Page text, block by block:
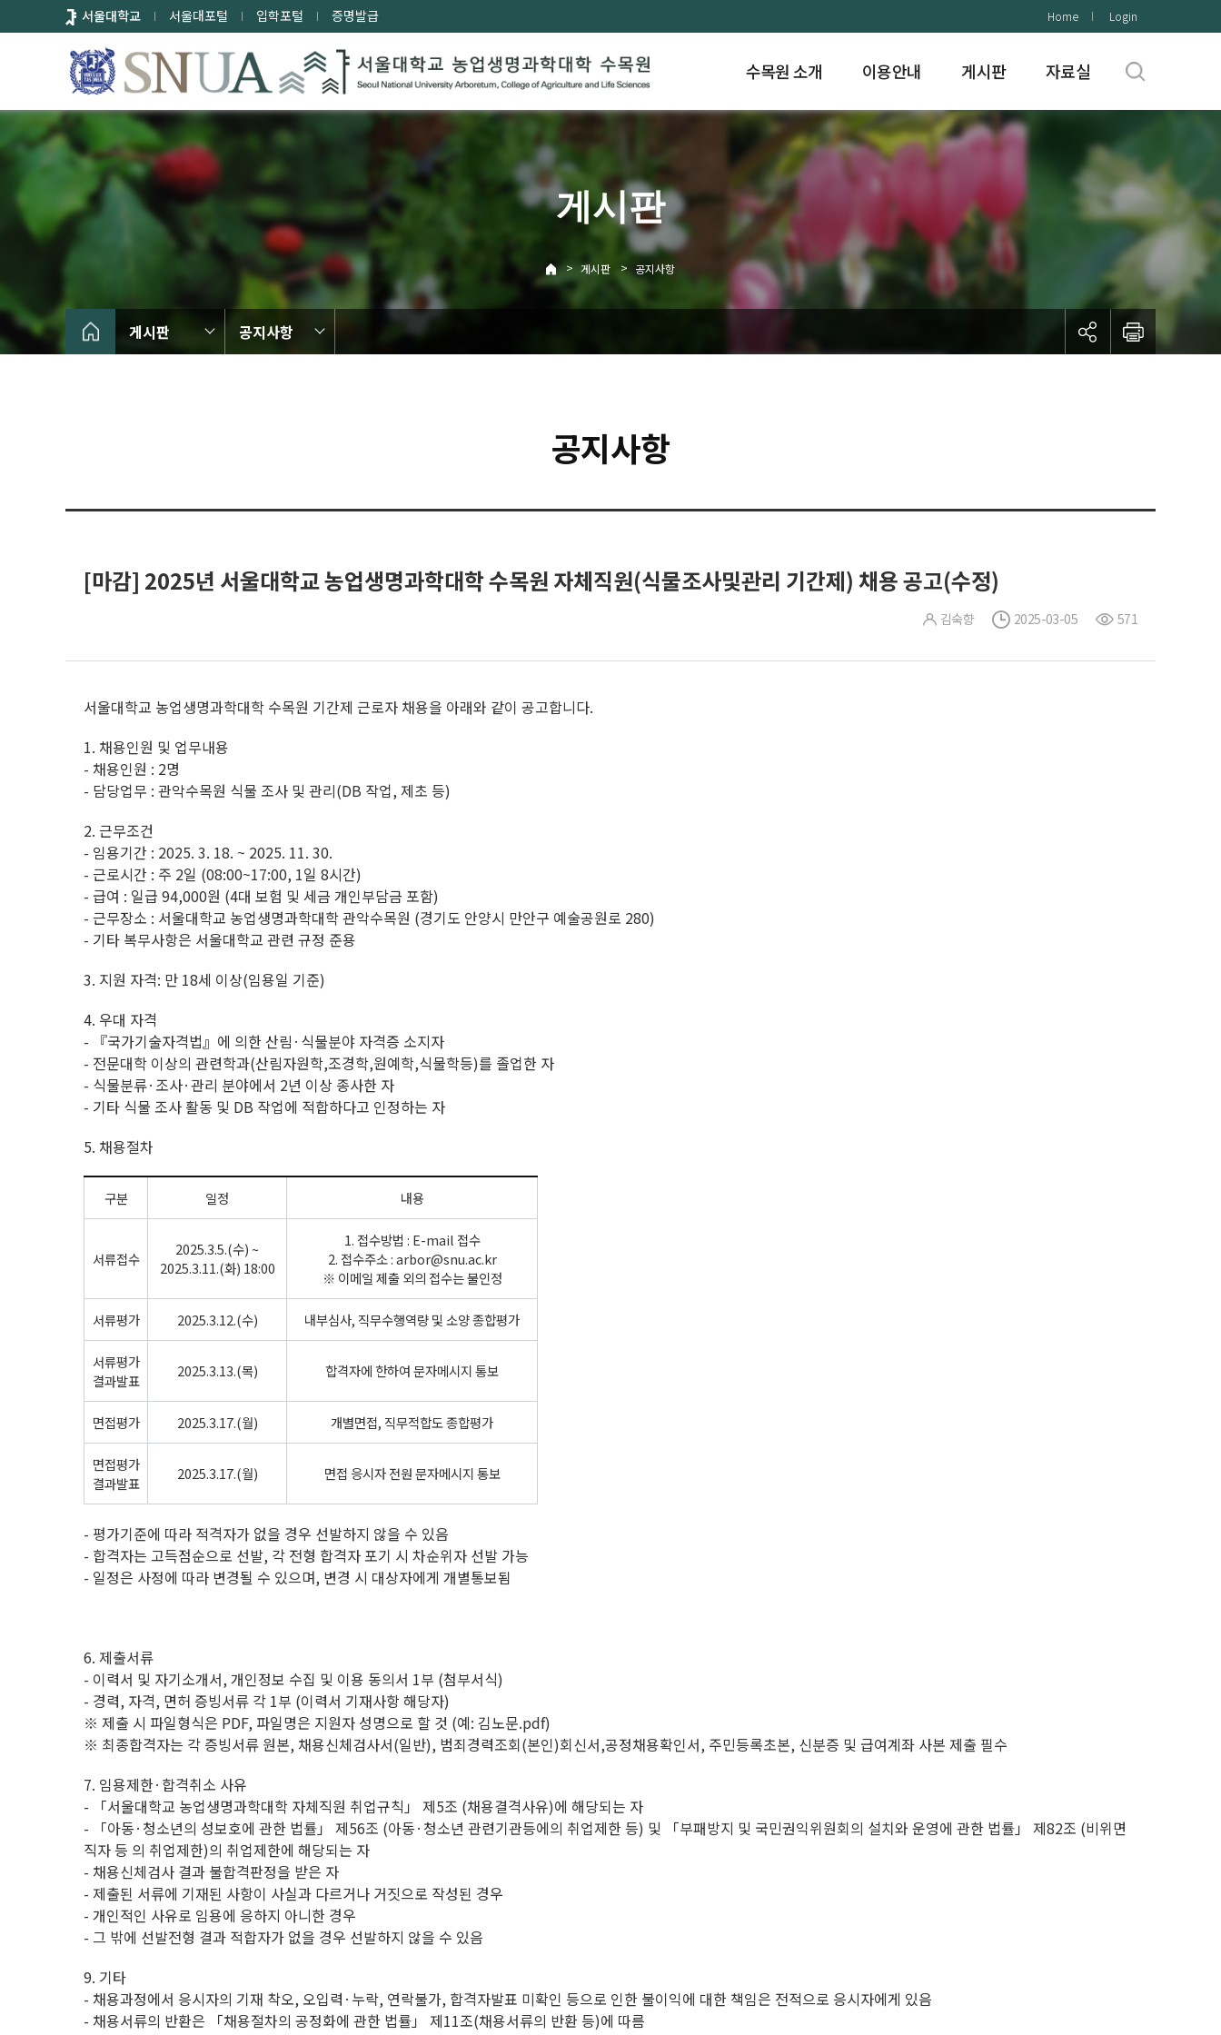
로
뉴
서울대학교 서울대포털 입학포털 증명발급 Home Login
수목원 소개 이용안내 게시판 자료실
게시판
> 게시판 > 공지사항
게시판 공지사항
공지사항
[마감] 2025년 서울대학교 농업생명과학대학 수목원 자체직원(식물조사및관리 기간제) 채용 공고(수정)
김숙향 2025-03-05 571
서울대학교 농업생명과학대학 수목원 기간제 근로자 채용을 아래와 같이 공고합니다.
1. 채용인원 및 업무내용
- 채용인원 : 2명
- 담당업무 : 관악수목원 식물 조사 및 관리(DB 작업, 제초 등)
2. 근무조건
- 임용기간 : 2025. 3. 18. ~ 2025. 11. 30.
- 근로시간 : 주 2일 (08:00~17:00, 1일 8시간)
- 급여 : 일급 94,000원 (4대 보험 및 세금 개인부담금 포함)
- 근무장소 : 서울대학교 농업생명과학대학 관악수목원 (경기도 안양시 만안구 예술공원로 280)
- 기타 복무사항은 서울대학교 관련 규정 준용
3. 지원 자격: 만 18세 이상(임용일 기준)
4. 우대 자격
- 『국가기술자격법』에 의한 산림·식물분야 자격증 소지자
- 전문대학 이상의 관련학과(산림자원학,조경학,원예학,식물학등)를 졸업한 자
- 식물분류·조사·관리 분야에서 2년 이상 종사한 자
- 기타 식물 조사 활동 및 DB 작업에 적합하다고 인정하는 자
5. 채용절차
구분 일정 내용
서류접수
2025.3.5.(수) ~
2025.3.11.(화) 18:00
1. 접수방법 : E-mail 접수
2. 접수주소 : arbor@snu.ac.kr
※ 이메일 제출 외의 접수는 불인정
서류평가 2025.3.12.(수) 내부심사, 직무수행역량 및 소양 종합평가
서류평가
결과발표
2025.3.13.(목) 합격자에 한하여 문자메시지 통보
면접평가 2025.3.17.(월) 개별면접, 직무적합도 종합평가
면접평가
결과발표
2025.3.17.(월) 면접 응시자 전원 문자메시지 통보
- 평가기준에 따라 적격자가 없을 경우 선발하지 않을 수 있음
- 합격자는 고득점순으로 선발, 각 전형 합격자 포기 시 차순위자 선발 가능
- 일정은 사정에 따라 변경될 수 있으며, 변경 시 대상자에게 개별통보됨
6. 제출서류
- 이력서 및 자기소개서, 개인정보 수집 및 이용 동의서 1부 (첨부서식)
- 경력, 자격, 면허 증빙서류 각 1부 (이력서 기재사항 해당자)
※ 제출 시 파일형식은 PDF, 파일명은 지원자 성명으로 할 것 (예: 김노문.pdf)
※ 최종합격자는 각 증빙서류 원본, 채용신체검사서(일반), 범죄경력조회(본인)회신서,공정채용확인서, 주민등록초본, 신분증 및 급여계좌 사본 제출 필수
7. 임용제한·합격취소 사유
- 「서울대학교 농업생명과학대학 자체직원 취업규칙」 제5조 (채용결격사유)에 해당되는 자
- 「아동·청소년의 성보호에 관한 법률」 제56조 (아동·청소년 관련기관등에의 취업제한 등) 및 「부패방지 및 국민권익위원회의 설치와 운영에 관한 법률」 제82조 (비위면
직자 등 의 취업제한)의 취업제한에 해당되는 자
- 채용신체검사 결과 불합격판정을 받은 자
- 제출된 서류에 기재된 사항이 사실과 다르거나 거짓으로 작성된 경우
- 개인적인 사유로 임용에 응하지 아니한 경우
- 그 밖에 선발전형 결과 적합자가 없을 경우 선발하지 않을 수 있음
9. 기타
- 채용과정에서 응시자의 기재 착오, 오입력·누락, 연락불가, 합격자발표 미확인 등으로 인한 불이익에 대한 책임은 전적으로 응시자에게 있음
- 채용서류의 반환은 「채용절차의 공정화에 관한 법률」 제11조(채용서류의 반환 등)에 따름